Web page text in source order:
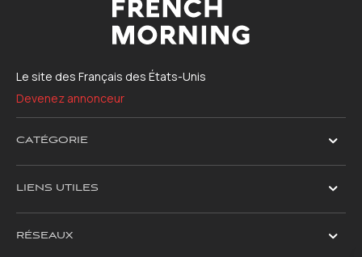
Le site des Français des États-Unis
Devenez annonceur
CATÉGORIE
LIENS UTILES
RÉSEAUX